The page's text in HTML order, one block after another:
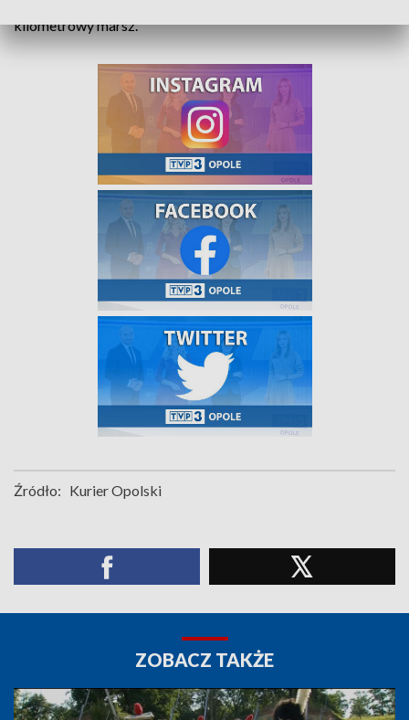
kilometrowy marsz.
Źródło: Kurier Opolski
ZOBACZ TAKŻE